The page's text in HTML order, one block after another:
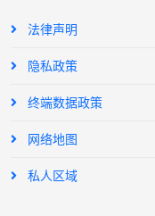
法律声明
隐私政策
终端数据政策
网络地图
私人区域